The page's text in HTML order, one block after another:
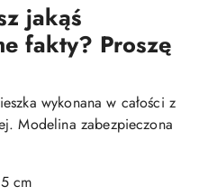
jakąś
fakty? Proszę
wykonana w całości z
Modelina zabezpieczona
cm